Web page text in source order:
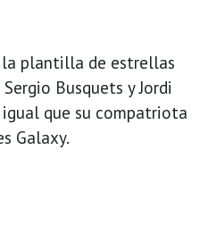
plantilla de estrellas
Busquets y Jordi
que su compatriota
Galaxy.